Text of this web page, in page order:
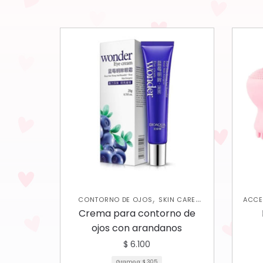
CONTORNO DE OJOS, SKIN CARE
FACIAL
Crema para contorno de
ojos con arandanos
$ 6.100